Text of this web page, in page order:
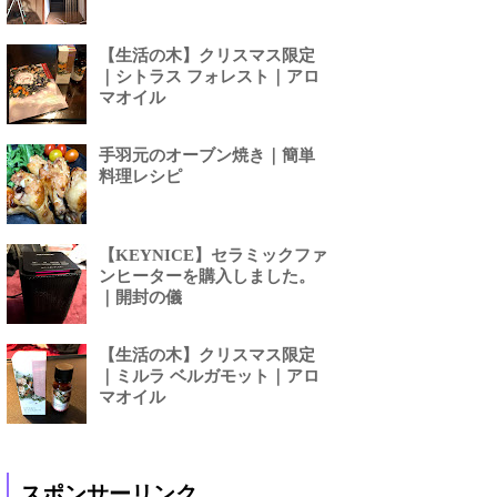
【生活の木】クリスマス限定
｜シトラス フォレスト｜アロ
マオイル
手羽元のオーブン焼き｜簡単
料理レシピ
【KEYNICE】セラミックファ
ンヒーターを購入しました。
｜開封の儀
【生活の木】クリスマス限定
｜ミルラ ベルガモット｜アロ
マオイル